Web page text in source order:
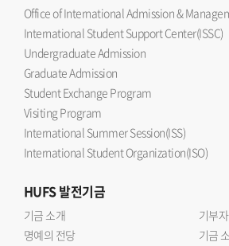
Office of International Admission &
International Student Support Center(ISSC)
Undergraduate Admission
Graduate Admission
Student Exchange Program
Visiting Program
International Summer Session(ISS)
International Student Organization(ISO)
HUFS발전기금
기금 소개
기부
명예의 전당
기금